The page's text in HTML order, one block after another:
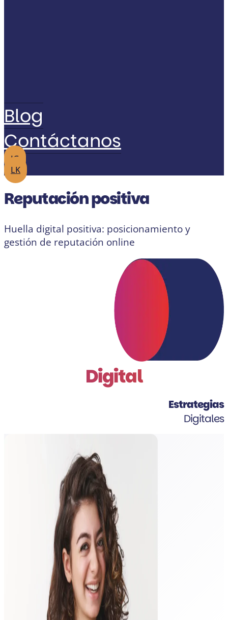
Blog
Contáctanos
IG
LK
Reputación positiva
Huella digital positiva: posicionamiento y
gestión de reputación online
Digital
Estrategias
Digitales